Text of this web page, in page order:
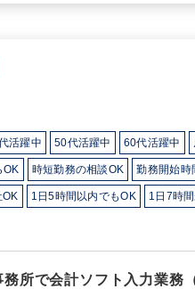
活躍中 50代活躍中 60代活躍中
OK 時短勤務の相談OK 勤務開始時
OK 1日5時間以内でもOK 1日7時
業界知識・専門用語等のOJT 土日祝
務所で会計ソフト入力業務